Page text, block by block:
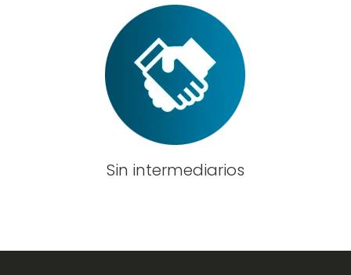
Sin intermediarios